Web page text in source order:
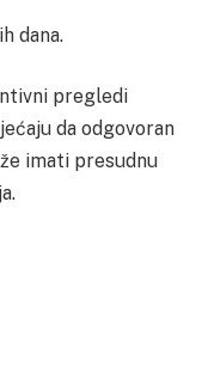
dana.
pregledi
da odgovoran
imati presudnu